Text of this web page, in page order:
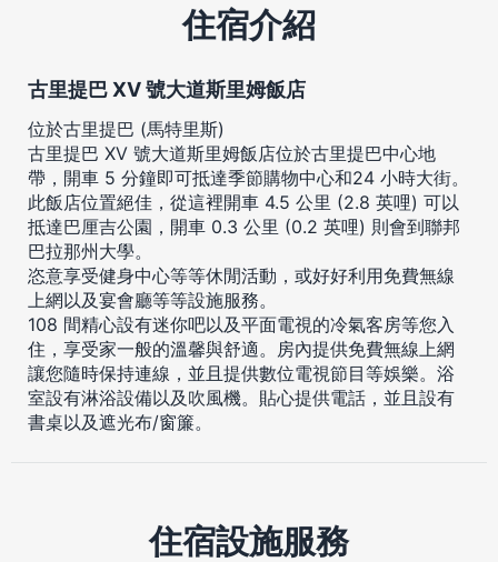
住宿介紹
古里提巴 XV 號大道斯里姆飯店
位於古里提巴 (馬特里斯)
古里提巴 XV 號大道斯里姆飯店位於古里提巴中心地
帶，開車 5 分鐘即可抵達季節購物中心和24 小時大街。
此飯店位置絕佳，從這裡開車 4.5 公里 (2.8 英哩) 可以
抵達巴厘吉公園，開車 0.3 公里 (0.2 英哩) 則會到聯邦
巴拉那州大學。
恣意享受健身中心等等休閒活動，或好好利用免費無線
上網以及宴會廳等等設施服務。
108 間精心設有迷你吧以及平面電視的冷氣客房等您入
住，享受家一般的溫馨與舒適。房內提供免費無線上網
讓您隨時保持連線，並且提供數位電視節目等娛樂。浴
室設有淋浴設備以及吹風機。貼心提供電話，並且設有
書桌以及遮光布/窗簾。
住宿設施服務